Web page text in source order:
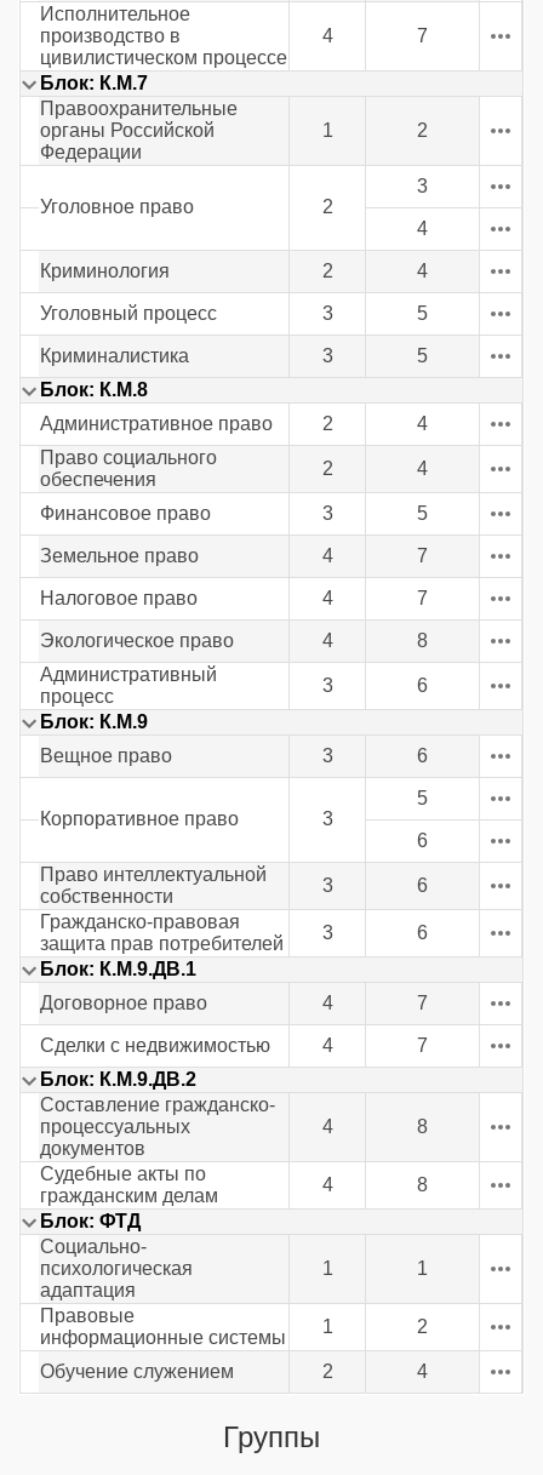
Исполнительное
производство в
цивилистическом процессе
4 7
Блок: К.М.7
Правоохранительные
органы Российской
Федерации
1 2
Уголовное право 2
3
4
Криминология 2 4
Уголовный процесс 3 5
Криминалистика 3
5
Блок: К.М.8
Административное право
2
4
Право социального
обеспечения
2 4
Финансовое право 3 5
Земельное право 4 7
Налоговое право 4 7
Экологическое право 4
8
Административный
процесс
3
6
Блок: К.М.9
Вещное право
3 6
Корпоративное право 3
5
6
Право интеллектуальной
собственности
3
6
Гражданско-правовая
защита прав потребителей
3
6
Блок: К.М.9.ДВ.1
Договорное право
4 7
Сделки с недвижимостью 4
7
Блок: К.М.9.ДВ.2
Составление гражданско-
процессуальных
документов
4 8
Судебные акты по
гражданским делам
4
8
Блок: ФТД
Социально-
психологическая
адаптация
1 1
Правовые
информационные системы
1 2
Обучение служением 2 4
Группы